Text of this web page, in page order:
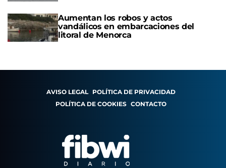
Aumentan los robos y actos
vandálicos en embarcaciones del
litoral de Menorca
AVISO LEGAL POLÍTICA DE PRIVACIDAD
POLÍTICA DE COOKIES CONTACTO